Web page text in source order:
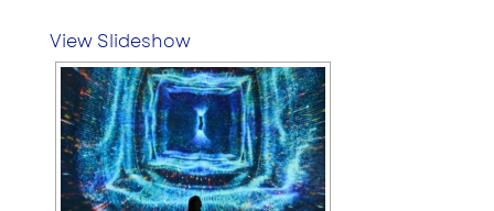
View Slideshow